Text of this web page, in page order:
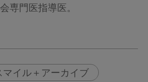
専門医指導医。
マイル＋アーカイブ